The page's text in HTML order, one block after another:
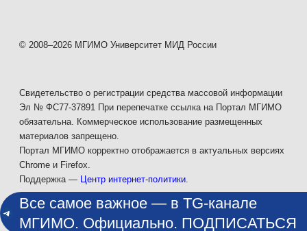
© 2008–2026 МГИМО Университет МИД России
Свидетельство о регистрации средства массовой информации
Эл № ФС77-37891 При перепечатке ссылка на Портал МГИМО
обязательна. Коммерческое использование размещенных
материалов запрещено.
Портал МГИМО корректно отображается в актуальных версиях
Chrome и Firefox.
Поддержка — Центр интернет-политики.
Все самое важное — в TG-канале
МГИМО. Официально. ПОДПИСАТЬСЯ